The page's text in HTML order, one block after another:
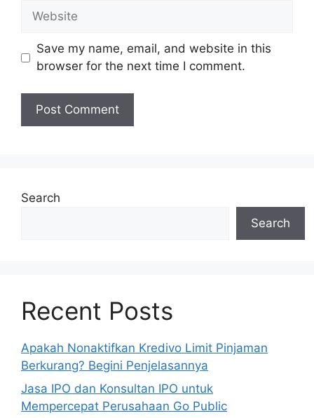
Website
Save my name, email, and website in this
browser for the next time I comment.
Search
Search
Recent Posts
Apakah Nonaktifkan Kredivo Limit Pinjaman
Berkurang? Begini Penjelasannya
Jasa IPO dan Konsultan IPO untuk
Mempercepat Perusahaan Go Public